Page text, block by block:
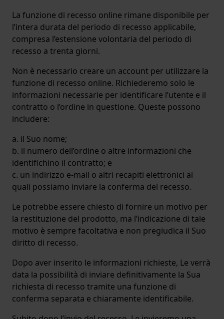
La funzione di recesso online rimane disponibile per
l’intera durata del periodo di recesso applicabile,
compresa l’estensione volontaria del periodo di
recesso a trenta giorni.
Non è necessario creare un account per utilizzare la
funzione di recesso online. Richiederemo solo le
informazioni necessarie per identificare l’utente e il
contratto o l’ordine in questione. Queste possono
includere:
a. il Suo nome;
b. il numero dell’ordine o altre informazioni che
identifichino il contratto; e
c. un indirizzo e-mail o altri recapiti elettronici ai
quali possiamo inviare la conferma del recesso.
Le potrebbe essere chiesto di fornire un motivo per
la restituzione del prodotto, ma l’indicazione di tale
motivo è sempre facoltativa e non pregiudica il Suo
diritto di recesso.
Dopo aver inserito le informazioni richieste, Le verrà
data la possibilità di inviare definitivamente la Sua
richiesta di recesso tramite una funzione di
conferma separata e chiaramente identificabile.